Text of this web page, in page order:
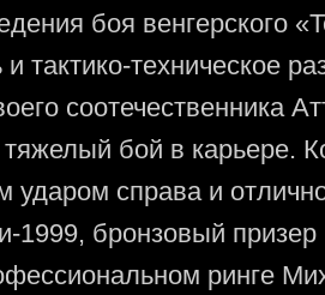
боя венгерского
и тактико-техническое
соотечественника
бой в карьере.
ударом справа и
1999, бронзовый
ринге